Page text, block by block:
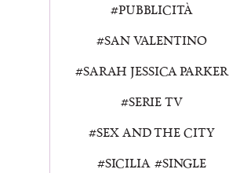
PUBBLICITÀ
SAN VALENTINO
SARAH JESSICA PARKER
SERIE TV
SEX AND THE CITY
SICILIA
SINGLE